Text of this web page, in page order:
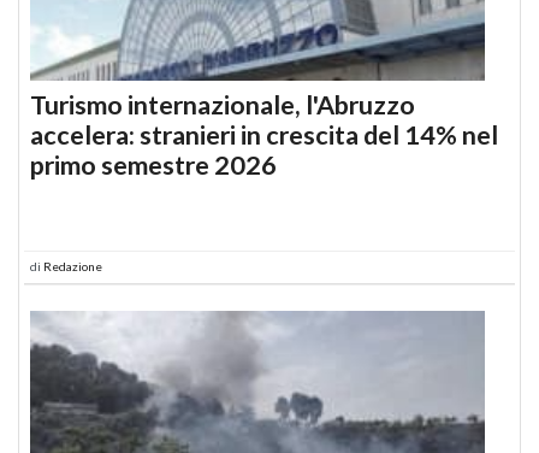
Turismo internazionale, l'Abruzzo
accelera: stranieri in crescita del 14% nel
primo semestre 2026
di Redazione